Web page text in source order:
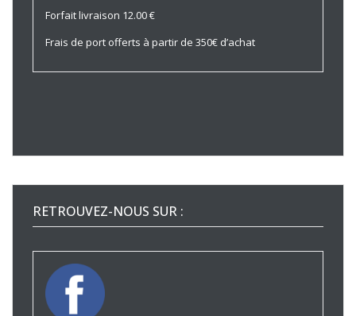
Forfait livraison 12.00 €
Frais de port offerts à partir de 350€ d’achat
RETROUVEZ-NOUS SUR :